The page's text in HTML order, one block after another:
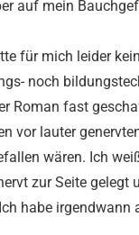
auf mein
für mich leider
noch
Roman fast
vor lauter
wären. Ich
zur Seite gelegt
habe irgendwann